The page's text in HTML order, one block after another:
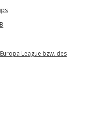
League bzw. des